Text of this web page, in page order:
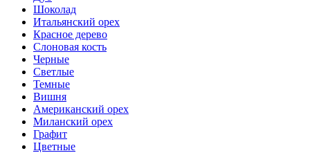
Шоколад
Итальянский орех
Красное дерево
Слоновая кость
Черные
Светлые
Темные
Вишня
Американский орех
Миланский орех
Графит
Цветные